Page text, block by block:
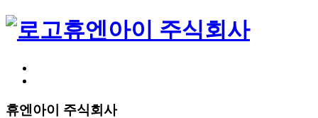
휴엔아이 주식회사
휴엔아이 주식회사